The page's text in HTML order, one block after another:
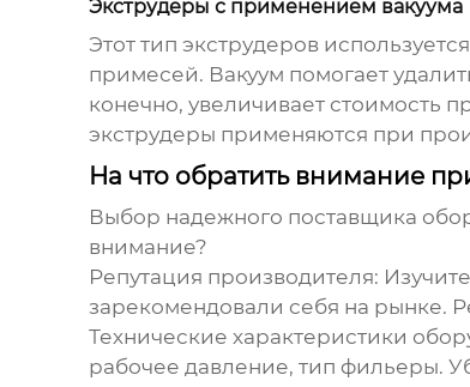
Экструдеры с применением вакуума
Этот тип экструдеров
примесей. Вакуум помогает
конечно, увеличивает стоимость
экструдеры применяются при
На что обратить внимание
Выбор надежного поставщика
внимание?
Репутация производителя:
зарекомендовали себя на рынке.
Технические характеристики
рабочее давление, тип фильеры.